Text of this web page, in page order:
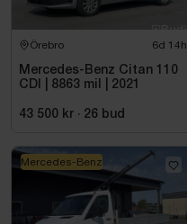
Örebro 6d 14h
Mercedes-Benz Citan 110
CDI | 8863 mil | 2021
43 500 kr · 26 bud
Mercedes-Benz